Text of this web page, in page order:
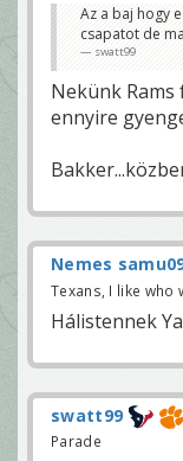
Az a baj hogy
csapatot de
swatt99
Nekünk
ennyire
Nemes
Texans, I like who
Hálistennek
swatt99
Parade